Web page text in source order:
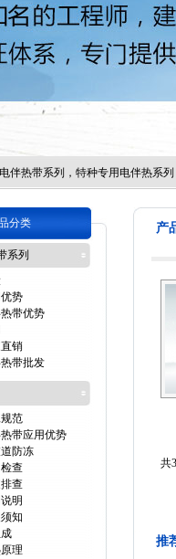
伴热带系列，特种专用电伴热系
产
共
推
分类
系列
势
带优势
销
带批发
范
带应用优势
防冻
查
查
明
知
理